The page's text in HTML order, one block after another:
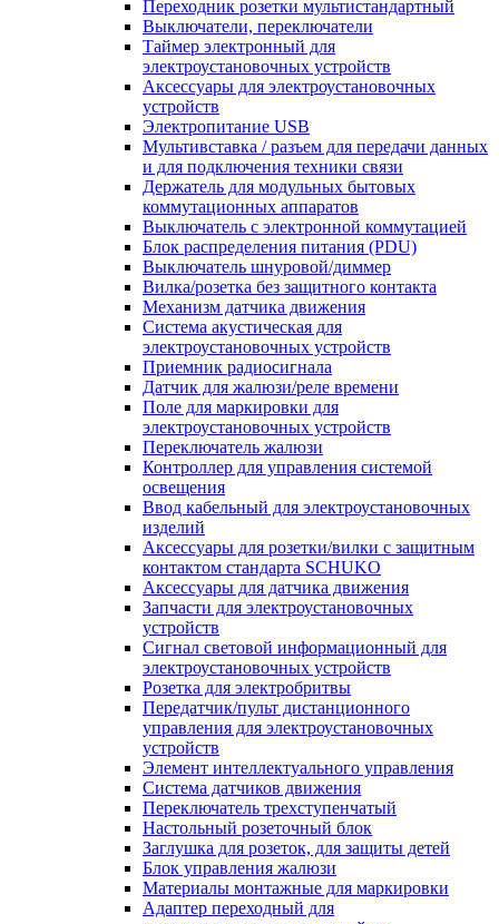
Переходник розетки мультистандартный
Выключатели, переключатели
Таймер электронный для
электроустановочных устройств
Аксессуары для электроустановочных
устройств
Электропитание USB
Мультивставка / разъем для передачи данных
и для подключения техники связи
Держатель для модульных бытовых
коммутационных аппаратов
Выключатель с электронной коммутацией
Блок распределения питания (PDU)
Выключатель шнуровой/диммер
Вилка/розетка без защитного контакта
Механизм датчика движения
Система акустическая для
электроустановочных устройств
Приемник радиосигнала
Датчик для жалюзи/реле времени
Поле для маркировки для
электроустановочных устройств
Переключатель жалюзи
Контроллер для управления системой
освещения
Ввод кабельный для электроустановочных
изделий
Аксессуары для розетки/вилки с защитным
контактом стандарта SCHUKO
Аксессуары для датчика движения
Запчасти для электроустановочных
устройств
Сигнал световой информационный для
электроустановочных устройств
Розетка для электробритвы
Передатчик/пульт дистанционного
управления для электроустановочных
устройств
Элемент интеллектуального управления
Система датчиков движения
Переключатель трехступенчатый
Настольный розеточный блок
Заглушка для розеток, для защиты детей
Блок управления жалюзи
Материалы монтажные для маркировки
Адаптер переходный для